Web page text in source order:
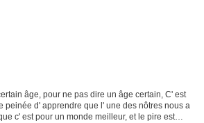
âge, pour ne pas dire un âge certain, C' est
peinée d' apprendre que l' une des nôtres nous a
c' est pour un monde meilleur, et le pire est